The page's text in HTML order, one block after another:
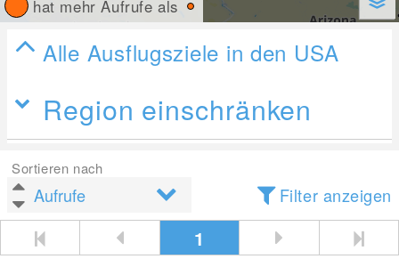
hat mehr Aufrufe als
Alle Ausflugsziele in den USA
Region einschränken
Sortieren nach
Filter anzeigen
1